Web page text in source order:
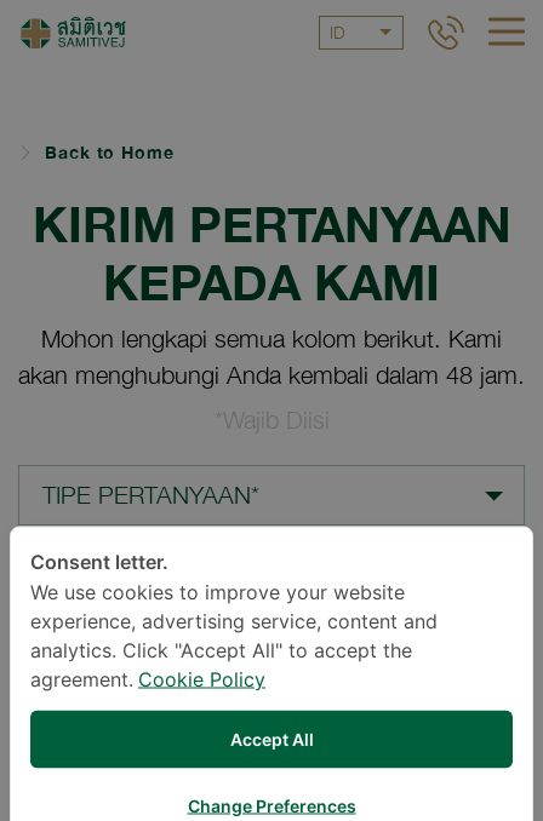
ID
Back to Home
KIRIM PERTANYAAN
KEPADA KAMI
Mohon lengkapi semua kolom berikut. Kami
akan menghubungi Anda kembali dalam 48 jam.
*Wajib Diisi
TIPE PERTANYAAN*
LOKASI*
PERTANYAAN ANDA*
Consent letter.
We use cookies to improve your website
experience, advertising service, content and
analytics. Click "Accept All" to accept the
agreement. Cookie Policy
Accept All
Change Preferences